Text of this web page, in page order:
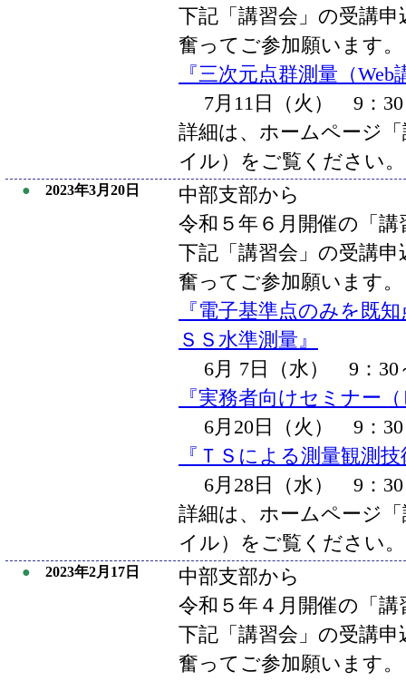
下記「講習会」の受講
奮ってご参加願います。
『三次元点群測量（Web
7月11日（火） 9：30
詳細は、ホームページ
イル）をご覧ください。
● 2023年3月20日
中部支部から
令和５年６月開催の「
下記「講習会」の受講
奮ってご参加願います。
『電子基準点のみを既
ＳＳ水準測量』
6月 7日（水） 9：30
『実務者向けセミナー
6月20日（火） 9：30
『ＴＳによる測量観測
6月28日（水） 9：30
詳細は、ホームページ
イル）をご覧ください。
● 2023年2月17日
中部支部から
令和５年４月開催の「
下記「講習会」の受講
奮ってご参加願います。